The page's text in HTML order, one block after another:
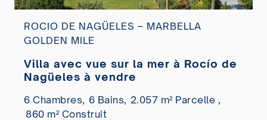
ROCIO DE NAGÜELES – MARBELLA
GOLDEN MILE
Villa avec vue sur la mer à Rocío de
Nagüeles à vendre
6 Chambres, 6 Bains, 2.057 m² Parcelle ,
860 m² Construit